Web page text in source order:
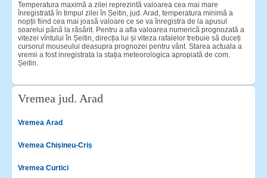
Temperatura maximă a zilei reprezintă valoarea cea mai mare
înregistrată în timpul zilei în Șeitin, jud. Arad, temperatura minimă a
nopții fiind cea mai joasă valoare ce se va înregistra de la apusul
soarelui până la răsărit. Pentru a afla valoarea numerică prognozată a
vitezei vîntului în Șeitin, direcția lui și viteza rafalelor trebuie să duceți
cursorul mouseului deasupra prognozei pentru vânt. Starea actuala a
vremii a fost inregistrata la stația meteorologica apropiată de com.
Șeitin.
Vremea jud. Arad
Vremea Arad
Vremea Chișineu-Criș
Vremea Curtici